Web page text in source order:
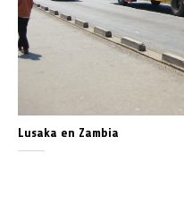
Lusaka en Zambia